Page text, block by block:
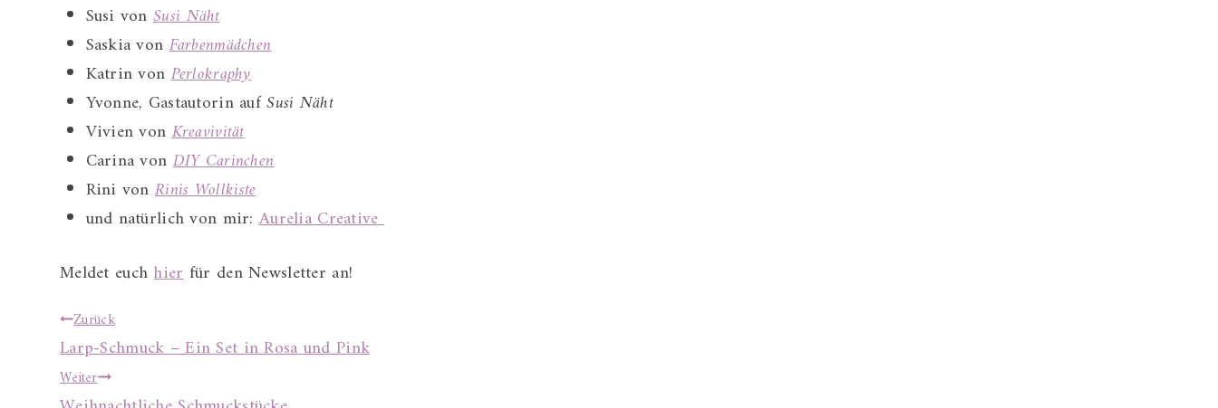
Susi vonSusi Näht
Saskia vonFarbenmädchen
Katrin vonPerlokraphy
Yvonne, Gastautorin aufSusi Näht
Vivien vonKreavivität
Carina vonDIY Carinchen
Rini vonRinisWollkiste
und natürlich von mir:Aurelia Creative
Meldet euchhierfür den Newsletter an!
Beitragsnavigation
Zurück
Larp-Schmuck – Ein Set in Rosa und Pink
Weiter